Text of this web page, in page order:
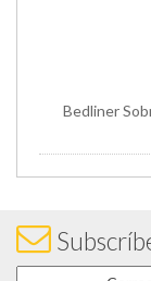
Bedliner